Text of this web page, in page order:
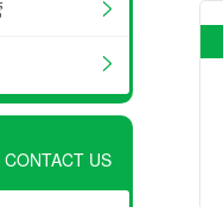
CONTACT US